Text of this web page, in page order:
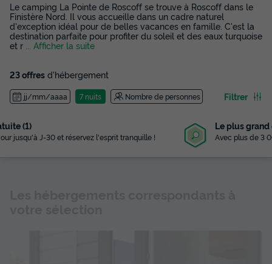
Le camping La Pointe de Roscoff se trouve à Roscoff dans le
Finistère Nord. Il vous accueille dans un cadre naturel
d'exception idéal pour de belles vacances en famille. C'est la
destination parfaite pour profiter du soleil et des eaux turquoise
et r
... Afficher la suite
23 offres d'hébergement
jj/mm/aaaa 7 nuits Nombre de personnes Filtrer
Avec plus de 3 000 campings référencés